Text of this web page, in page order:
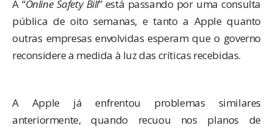
A “Online Safety Bill” está passando por umaconsulta
pública de oito semanas, e tanto a Apple quanto
outras empresas envolvidas esperam que o governo
reconsidere a medida à luz das críticas recebidas.
A Apple já enfrentou problemas similares
anteriormente, quando recuou nos planos de